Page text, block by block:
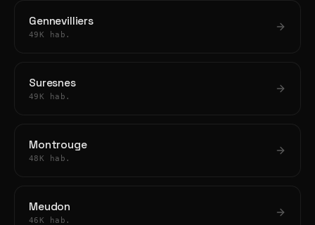
Gennevilliers
49K hab.
Suresnes
49K hab.
Montrouge
48K hab.
Meudon
46K hab.